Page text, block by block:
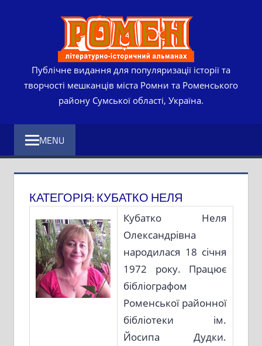
Публічне видання для популяризації історії та
творчості мешканців міста Ромни та Роменського
району Сумської області, Україна.
MENU
КАТЕГОРІЯ:КУБАТКО НЕЛЯ
Кубатко Неля
Олександрівна
народилася 18 січня
1972 року. Працює
бібліографом
Роменської районної
бібліотеки ім.
Йосипа Дудки.